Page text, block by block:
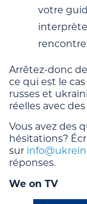
votre
interprète
Arrêtez-donc
ce qui est le
russes et
réelles avec
Vous avez des
hésitations?
sur
réponses.
We on TV